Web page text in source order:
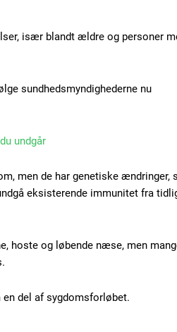
100
Praesent
Ut mollis
især blandt ældre og personer
sundhedsmyndighederne nu
undgår
men de har genetiske ændringer,
eksisterende immunitet fra
hoste og løbende næse, men
del af sygdomsforløbet.